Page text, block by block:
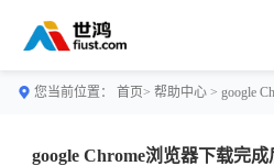
您当前位置： 首页> 帮助中心 > google
google Chrome浏览器下载完